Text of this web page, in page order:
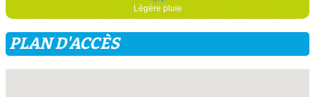
Légère pluie
PLAN D'ACCÈS